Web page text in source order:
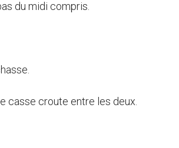
du midi compris.
casse croute entre les deux.